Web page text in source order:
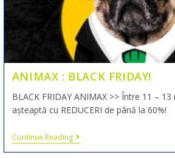
ANIMAX : BLACK FRIDAY!
BLACK FRIDAY ANIMAX >> Între 11 –
așteaptă cu REDUCERI de până la 60%!
Continue Reading